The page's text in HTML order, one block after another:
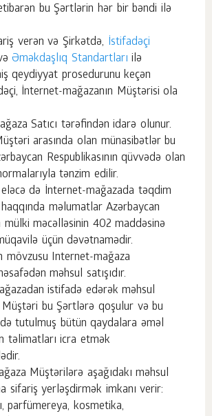
bu Şərtlərin hər bir bəndi ilə
verən və Şirkətdə, İstifadəçi
Əməkdaşlıq Standartları ilə
qeydiyyat prosedurunu keçən
İnternet-mağazanın Müştərisi ola
Satıcı tərəfindən idarə olunur.
arasında olan münasibətlər bu
Respublikasının qüvvədə olan
tənzim edilir.
də İnternet-mağazada təqdim
məlumatlar Azərbaycan
mülki məcəlləsinin 402 maddəsinə
üçün dəvətnamədir.
mövzusu Internet-mağaza
məhsul satışıdır.
istifadə edərək məhsul
bu Şərtlərə qoşulur və bu
tutulmuş bütün qaydalara əməl
təlimatları icra etmək
Müştərilərə aşağıdakı məhsul
sifariş yerləşdirmək imkanı verir:
parfümereya, kosmetika,